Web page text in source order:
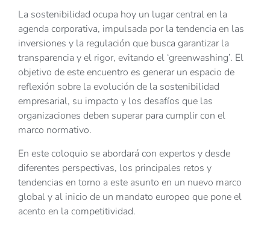
La sostenibilidad ocupa hoy un lugar central en la
agenda corporativa, impulsada por la tendencia en las
inversiones y la regulación que busca garantizar la
transparencia y el rigor, evitando el ‘greenwashing’. El
objetivo de este encuentro es generar un espacio de
reflexión sobre la evolución de la sostenibilidad
empresarial, su impacto y los desafíos que las
organizaciones deben superar para cumplir con el
marco normativo.
En este coloquio se abordará con expertos y desde
diferentes perspectivas, los principales retos y
tendencias en torno a este asunto en un nuevo marco
global y al inicio de un mandato europeo que pone el
acento en la competitividad.